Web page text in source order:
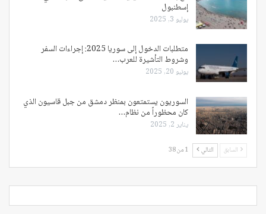
إسطنبول
يوليو 3, 2025
متطلبات الدخول إلى سوريا 2025: إجراءات السفر
وشروط التأشيرة للعرب…
يونيو 20, 2025
السوريون يستمتعون بمنظر دمشق من جبل قاسيون الذي
كان محظوراً من نظام…
يناير 2, 2025
السابق التالي 1 من 38